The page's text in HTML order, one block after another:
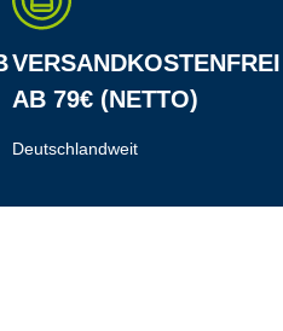
VERSANDKOSTENFREI
AB 79€ (NETTO)
Deutschlandweit